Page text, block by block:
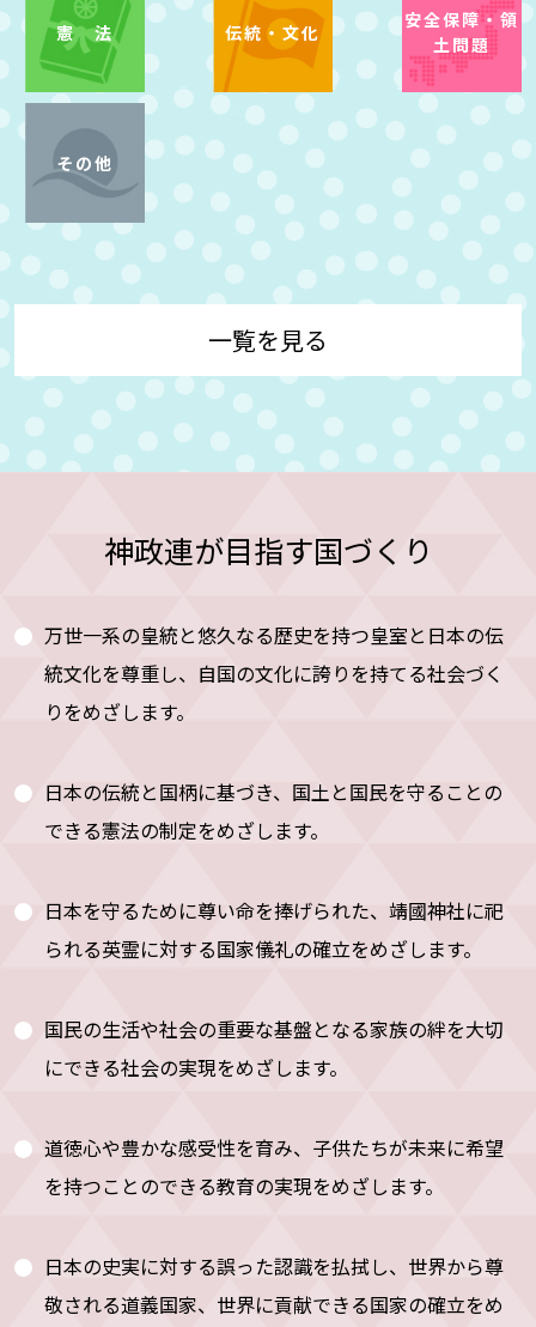
憲 法 伝統・文化
安全保障・領
土問題
その他
一覧を見る
神政連が目指す国づくり
万世一系の皇統と悠久なる歴史を持つ皇室と日本の伝
統文化を尊重し、自国の文化に誇りを持てる社会づく
りをめざします。
日本の伝統と国柄に基づき、国土と国民を守ることの
できる憲法の制定をめざします。
日本を守るために尊い命を捧げられた、靖國神社に祀
られる英霊に対する国家儀礼の確立をめざします。
国民の生活や社会の重要な基盤となる家族の絆を大切
にできる社会の実現をめざします。
道徳心や豊かな感受性を育み、子供たちが未来に希望
を持つことのできる教育の実現をめざします。
日本の史実に対する誤った認識を払拭し、世界から尊
敬される道義国家、世界に貢献できる国家の確立をめ